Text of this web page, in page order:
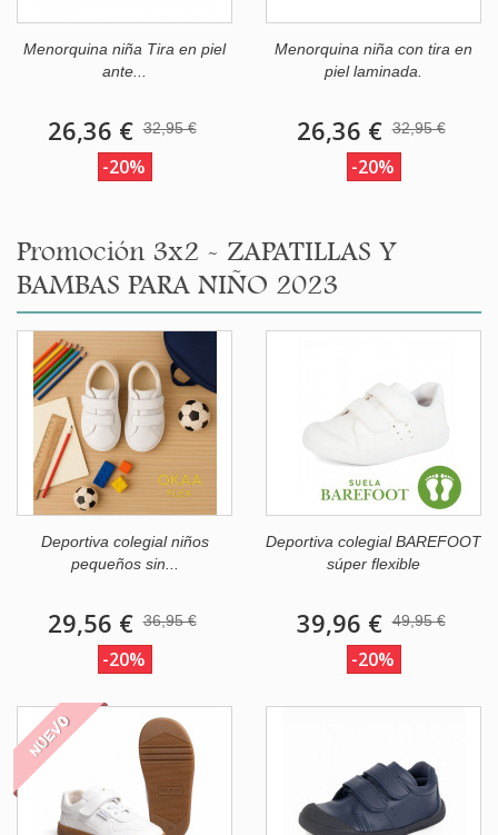
Menorquina niña Tira en piel
ante...
26,36 € 32,95 €
-20%
Menorquina niña con tira en
piel laminada.
26,36 € 32,95 €
-20%
Promoción 3x2 - ZAPATILLAS Y
BAMBAS PARA NIÑO 2023
Deportiva colegial niños
pequeños sin...
29,56 € 36,95 €
-20%
Deportiva colegial BAREFOOT
súper flexible
39,96 € 49,95 €
-20%
NUEVO